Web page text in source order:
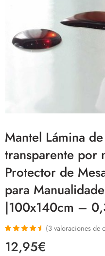
Mantel Lámina
transparente por
Protector de
para
|100x140cm –
4.67de 5 en
base a
(3valoraciones de
12,95€